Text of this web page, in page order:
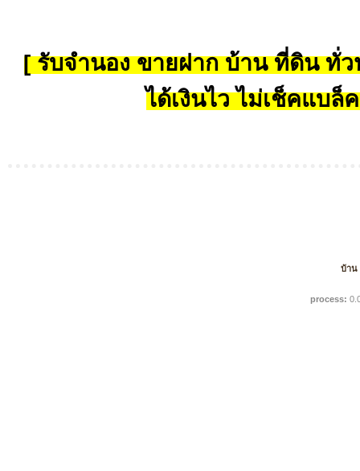
[ รับจำนอง ขายฝาก บ้าน ที่ดิน ทั่ว
ได้เงินไว ไม่เช็คแบล็
บ้าน
process: